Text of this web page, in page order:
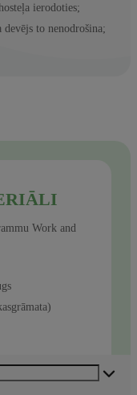
ierodoties;
to nenodrošina;
Work and